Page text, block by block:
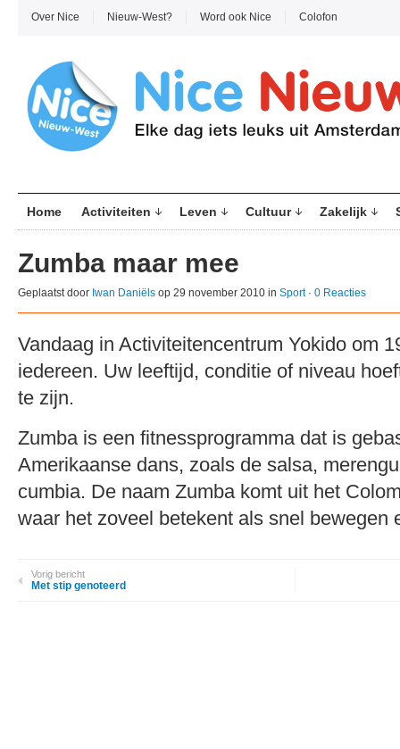
Over Nice Nieuw-West? Word ook Nice Colofon
Home Activiteiten Leven Cultuur Zakelijk
Zumba maar mee
Geplaatst door Iwan Daniëls op 29 november 2010 in Sport· 0 Reacties
Vandaag in Activiteitencentrum Yokido om
iedereen. Uw leeftijd, conditie of niveau
te zijn.
Zumba is een fitnessprogramma dat is
Amerikaanse dans, zoals de salsa,
cumbia. De naam Zumba komt uit het
waar het zoveel betekent als snel bewegen
Vorig bericht
Met stip genoteerd